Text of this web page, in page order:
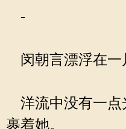
-
闵朝言漂浮在一
洋流中没有一点
裹着她。